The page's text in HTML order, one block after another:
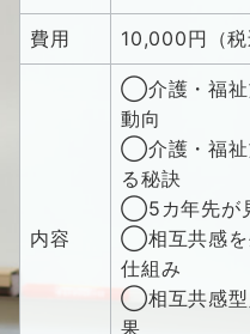
費用 10,000円（税
内容
◯介護・福祉
動向
◯介護・福祉
る秘訣
◯5カ年先が
◯相互共感を
仕組み
◯相互共感型
果